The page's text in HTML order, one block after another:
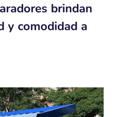
brindan
y comodidad a